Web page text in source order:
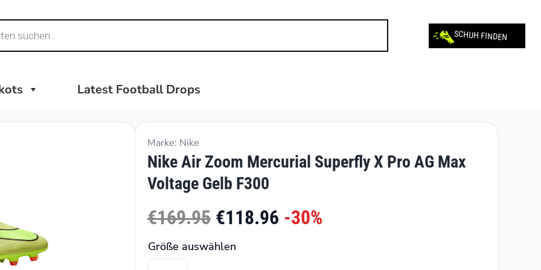
SCHUH FINDEN
Latest Football Drops
Marke: Nike
Nike Air Zoom Mercurial Superfly X Pro AG Max
Voltage Gelb F300
€169.95 €118.96 -30%
Größe auswählen